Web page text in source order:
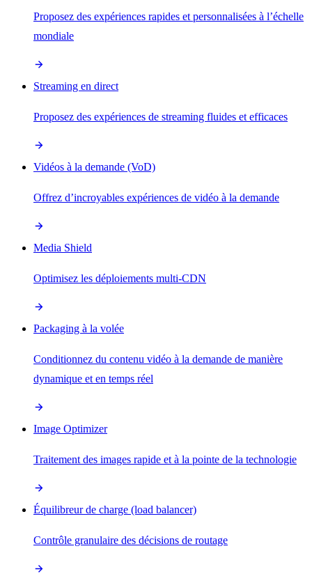
Proposez des expériences rapides et personnalisées à l’échelle
mondiale
Streaming en direct
Proposez des expériences de streaming fluides et efficaces
Vidéos à la demande (VoD)
Offrez d’incroyables expériences de vidéo à la demande
Media Shield
Optimisez les déploiements multi-CDN
Packaging à la volée
Conditionnez du contenu vidéo à la demande de manière
dynamique et en temps réel
Image Optimizer
Traitement des images rapide et à la pointe de la technologie
Équilibreur de charge (load balancer)
Contrôle granulaire des décisions de routage